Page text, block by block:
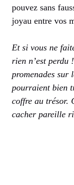
pouvez sans
joyau entre vos
Et si vous ne
rien n’est perdu
promenades sur
pourraient bien
coffre au trésor.
cacher pareille